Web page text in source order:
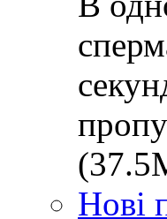
Нові